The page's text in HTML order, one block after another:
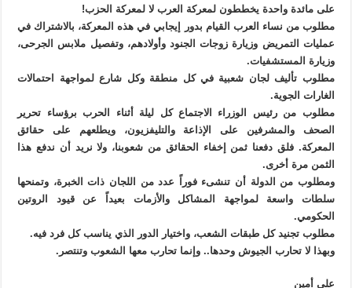
على مائدة واحدة يخططون لمعركة العرب لا لمعركة الحزب!
مطلوب من نساء العرب القيام بدور إيجابي في هذه المعركة، بالاشتراك في
عمليات التمريض وزيارة زوجات الجنود وأولادهم، وتفصيل ملابس الجرحى،
وزيارة المستشفيات.
مطلوب تأليف لجان شعبية في كل منطقة وكل شارع لمواجهة احتمالات
الغارات الجوية.
مطلوب من رئيس الوزراء الاجتماع كل ليلة أثناء الحرب برؤساء تحرير
الصحف والمشرفين على الإذاعة والتليفزيون، ويطلعهم على حقائق
المعركة. فلق دفعنا ثمن إخفاء الحقائق من شعوبنا، ولا نريد أن ندفع هذا
الثمن مرة أخرى.
ومطلوب من الدولة أن تنشىء فوراً عدد من اللجان ذات الخبرة، وتمنحها
سلطات واسعة لمواجهة المشاكل والأزمات بعيداً عن قيود الروتين
الحكومي.
مطلوب تجنيد كل طبقات الشعب، واختيار الدور الذي يناسب كل فرد فيه.
وبهذا لا تحارب الجيوش وحدها.. وإنما تحارب معها الشعوب وتنتصر.
علي أمين